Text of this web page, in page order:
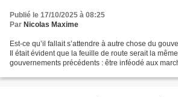
Publié le 17/10/2025 à 08:25
Par Nicolas Maxime
Est-ce qu’il fallait s’attendre à autre chose du
Il était évident que la feuille de route serait la
gouvernements précédents : être inféodé aux